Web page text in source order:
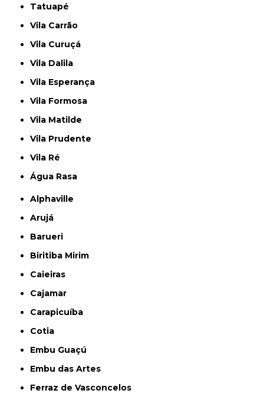
Tatuapé
Vila Carrão
Vila Curuçá
Vila Dalila
Vila Esperança
Vila Formosa
Vila Matilde
Vila Prudente
Vila Ré
Água Rasa
Alphaville
Arujá
Barueri
Biritiba Mirim
Caieiras
Cajamar
Carapicuíba
Cotia
Embu Guaçú
Embu das Artes
Ferraz de Vasconcelos